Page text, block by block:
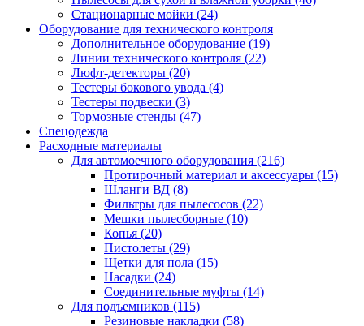
Стационарные мойки (24)
Оборудование для технического контроля
Дополнительное оборудование (19)
Линии технического контроля (22)
Люфт-детекторы (20)
Тестеры бокового увода (4)
Тестеры подвески (3)
Тормозные стенды (47)
Спецодежда
Расходные материалы
Для автомоечного оборудования (216)
Протирочный материал и аксессуары (15)
Шланги ВД (8)
Фильтры для пылесосов (22)
Мешки пылесборные (10)
Копья (20)
Пистолеты (29)
Щетки для пола (15)
Насадки (24)
Соединительные муфты (14)
Для подъемников (115)
Резиновые накладки (58)